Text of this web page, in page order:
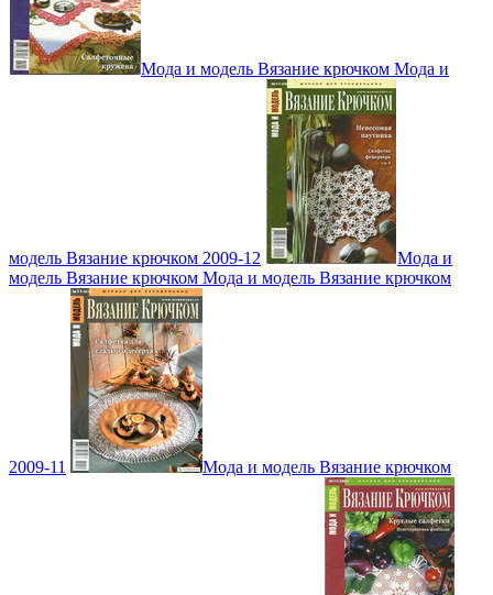
Мода и модель Вязание крючком Мода и
модель Вязание крючком 2009-12
Мода и
модель Вязание крючком Мода и модель Вязание крючком
2009-11 Мода и модель Вязание крючком